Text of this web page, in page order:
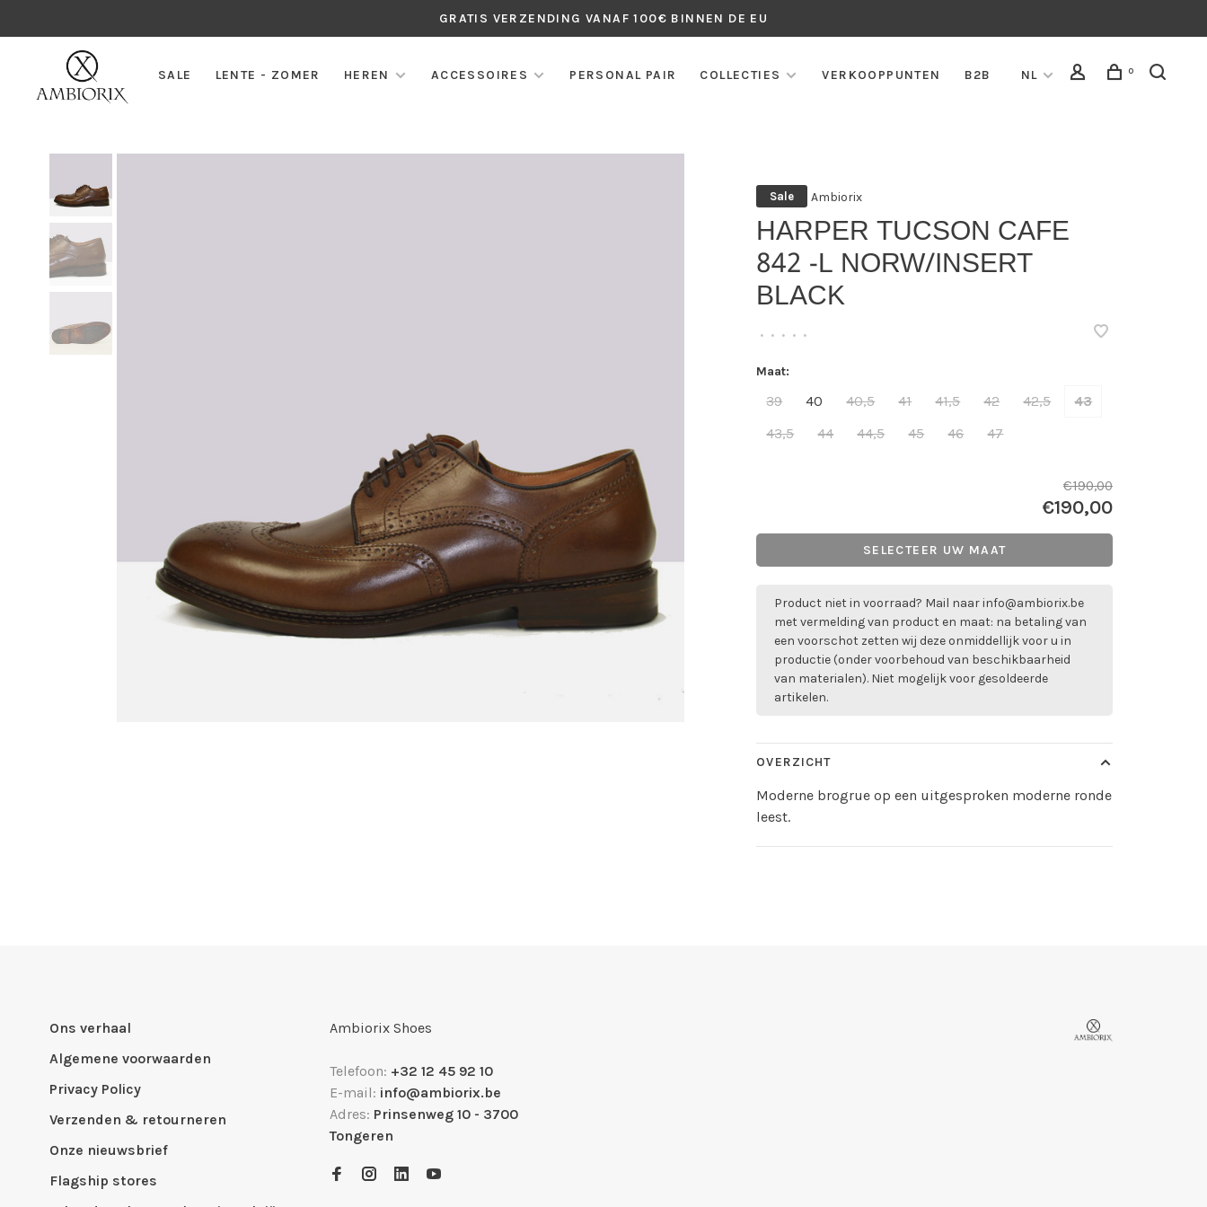
GRATIS VERZENDING VANAF 100€ BINNEN DE EU
SALE LENTE - ZOMER HEREN ACCESSOIRES PERSONAL PAIR COLLECTIES VERKOOPPUNTEN B2B NL 0
Sale Ambiorix
HARPER TUCSON CAFE
842 -L NORW/INSERT
BLACK
• • • • •
Maat:
39 40 40,5 41 41,5 42 42,5
43
43,5
44 44,5 45 46 47
€190,00
€190,00
SELECTEER UW MAAT
Product niet in voorraad? Mail naarinfo@ambiorix.be
met vermelding van product en maat: na betaling van
een voorschot zetten wij deze onmiddellijk voor u in
productie (onder voorbehoud van beschikbaarheid
van materialen). Niet mogelijk voor gesoldeerde
artikelen.
OVERZICHT
Moderne brogrue op een uitgesproken moderne ronde
leest.
Ons verhaal
Algemene voorwaarden
Privacy Policy
Verzenden & retourneren
Onze nieuwsbrief
Flagship stores
Ambiorix Shoes
Telefoon: +32 12 45 92 10
E-mail: info@ambiorix.be
Adres: Prinsenweg 10 - 3700
Tongeren